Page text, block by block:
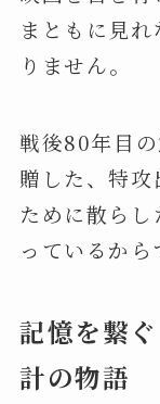
まともに見
りません。
戦後80年目
贈した、特
ために散ら
っているから
記憶を繋
計の物語